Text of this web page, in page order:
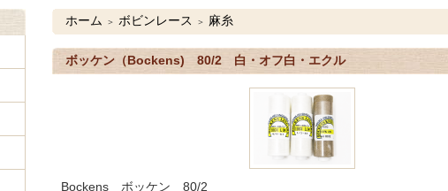
ホーム ＞ ボビンレース ＞ 麻糸
ボッケン（Bockens) 80/2 白・オフ白・エクル
Bockens ボッケン 80/2